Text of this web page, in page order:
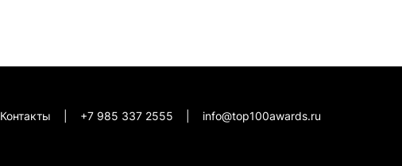
Контакты | +7 985 337 2555 info@top100awards.ru